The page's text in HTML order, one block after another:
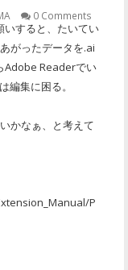
0 Comments
いすると、たいてい
がったデータを.ai
Adobe Readerでい
集に困る。
かなぁ、と考えて
P